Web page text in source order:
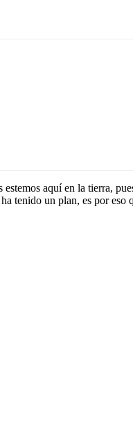
aquí en la tierra,
tenido un plan, es por eso